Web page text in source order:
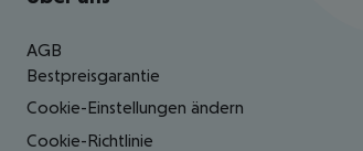
AGB
Bestpreisgarantie
Cookie-Einstellungen ändern
Cookie-Richtlinie